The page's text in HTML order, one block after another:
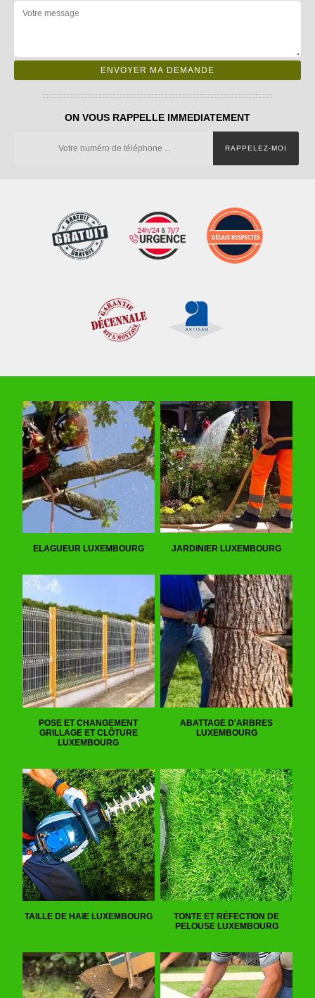
ON VOUS RAPPELLE IMMEDIATEMENT
ELAGUEUR LUXEMBOURG JARDINIER LUXEMBOURG
POSE ET CHANGEMENT
GRILLAGE ET CLÔTURE
LUXEMBOURG
ABATTAGE D'ARBRES
LUXEMBOURG
TAILLE DE HAIE LUXEMBOURG
TONTE ET RÉFECTION DE
PELOUSE LUXEMBOURG